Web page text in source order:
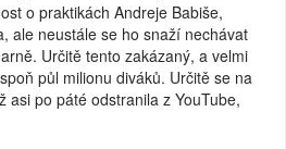
o praktikách Andreje Babiše,
ale neustále se ho snaží nechávat
Určitě tento zakázaný, a velmi
půl milionu diváků. Určitě se na
asi po páté odstranila z YouTube,